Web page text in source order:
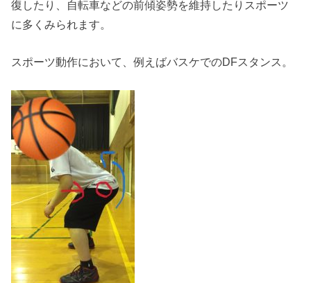
復したり、自転車などの前傾姿勢を維持したりスポーツ
に多くみられます。
スポーツ動作において、例えばバスケでのDFスタンス。